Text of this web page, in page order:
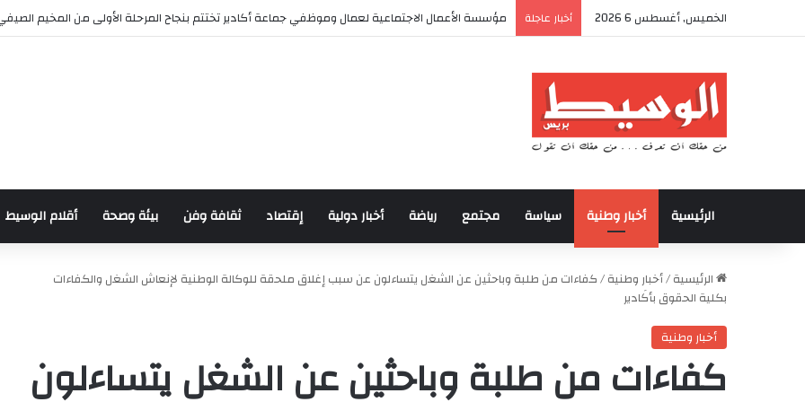
الخميس, أغسطس 6 2026 أخبار عاجلة أكادير تحتضن كأس العرش للدراجات بمناسبة الذكرى السابعة والعشرين لعيد العرش المجيد
الرئيسية أخبار وطنية سياسة مجتمع رياضة أخبار دولية إقتصاد ثقافة وفن بيئة وصحة أقلام الوسيط
الرئيسية/أخبار وطنية/كفاءات من طلبة وباحثين عن الشغل يتساءلون عن سبب إغلاق ملحقة للوكالة الوطنية لإنعاش الشغل والكفاءات
بكلية الحقوق بأكَادير
أخبار وطنية
كفاءات من طلبة وباحثين عن الشغل يتساءلون